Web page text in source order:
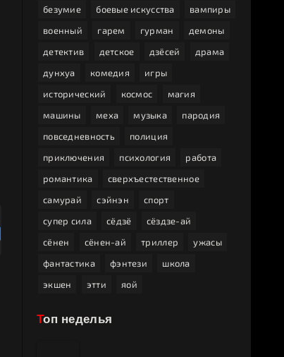
безумие
боевые искусства
вампиры
военный
гарем гурман
демоны
детектив
детское дзёсей
драма
дунхуа
комедия
игры
исторический
космос
магия
машины
меха музыка
пародия
повседневность
полиция
приключения
психология
работа
романтика
сверхъестественное
самурай
сэйнэн
спорт
супер сила
сёдзё
сёздзе-ай
сёнен
сёнен-ай триллер
ужасы
фантастика
фэнтези
школа
экшен
этти яой
Топ неделья